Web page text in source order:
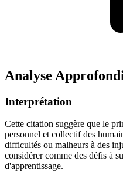
Analyse
Interprétation
Cette citation suggère que le
personnel et collectif des
difficultés ou malheurs à des
considérer comme des défis à
d'apprentissage.